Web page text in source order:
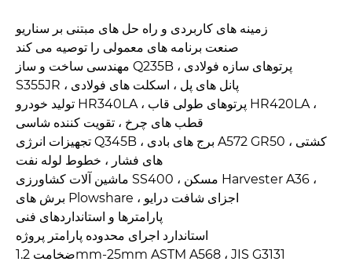
زمینه های کاربردی و راه حل های مبتنی بر سناریو
صنعت برنامه های معمولی را توصیه می کند
مهندسی ساخت و ساز Q235B ، پرتوهای سازه فولادی
S355JR ، پانل های پل ، اسکلت های فولادی
تولید خودرو HR340LA ، پرتوهای طولی قاب HR420LA ،
قطب های چرخ ، تقویت کننده شاسی
تجهیزات انرژی Q345B ، برج های بادی A572 GR50 ، کشتی
های فشار ، خطوط لوله نفت
ماشین آلات کشاورزی SS400 ، مسکن Harvester A36 ،
برش های Plowshare ، اجزای شافت درایو
پارامترها و استانداردهای فنی
استاندارد اجرای محدوده پارامتر پروژه
ضخامت 1.2mm-25mm ASTM A568 ، JIS G3131